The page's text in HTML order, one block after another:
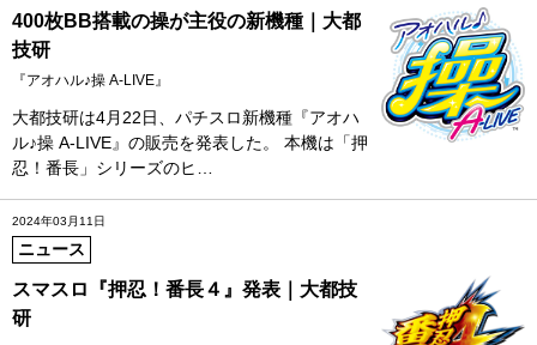
400枚BB搭載の操が主役の新機種｜大都
技研
『アオハル♪操 A-LIVE』
大都技研は4月22日、パチスロ新機種『アオハ
ル♪操 A-LIVE』の販売を発表した。 本機は「押
忍！番長」シリーズのヒ…
2024年03月11日
ニュース
スマスロ『押忍！番長４』発表｜大都技
研